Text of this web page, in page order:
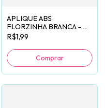
APLIQUE ABS
FLORZINHA BRANCA -
2 UNIDADES
R$1,99